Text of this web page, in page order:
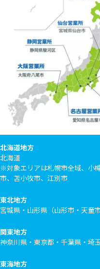
北海道地方
北海道
※対象エリアは札幌市全域、小
市、苫小牧市、江別市
東北地方
宮城県・山形県（山形市・天童市
関東地方
神奈川県・東京都・千葉県・埼
東海地方